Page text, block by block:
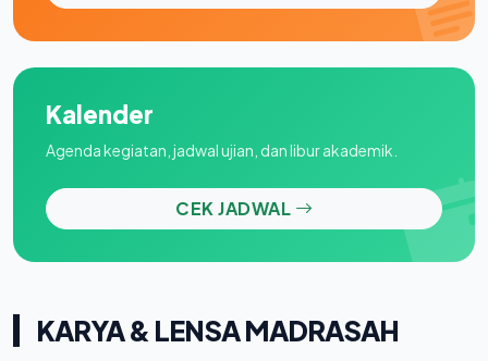
Kalender
Agenda kegiatan, jadwal ujian, dan libur akademik.
CEK JADWAL
KARYA & LENSA MADRASAH